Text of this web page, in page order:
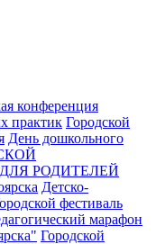
конференция
практик Городской
День дошкольного
РОДИТЕЛЕЙ
Детско-
фестиваль
марафон
Городской